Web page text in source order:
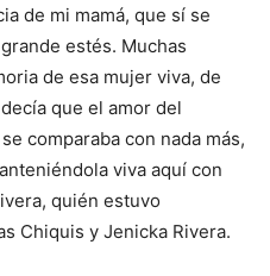
de mi mamá, que sí se
estés. Muchas
de esa mujer viva, de
que el amor del
comparaba con nada más,
viva aquí con
quién estuvo
Chiquis y Jenicka Rivera.